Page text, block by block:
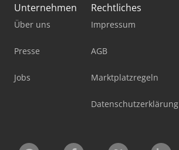
Unternehmen
Über uns
Presse
Jobs
Rechtliches
Impressum
AGB
Marktplatzregeln
Datenschutzerklärung